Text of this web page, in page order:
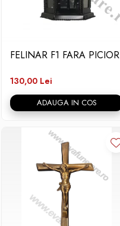
FELINAR F1 FARA PICIOR
130,00 Lei
ADAUGA IN COS